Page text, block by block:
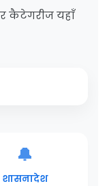
कैटेगरीज यहाँ
🔔
शासनादेश